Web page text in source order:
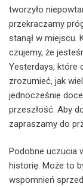
tworzyło
przekraczamy
stanął w miejscu.
czujemy, że
Yesterdays, które
zrozumieć, jak
jednocześnie
przeszłość. Aby
zapraszamy do
Podobne uczucia
historię. Może to
wspomnień